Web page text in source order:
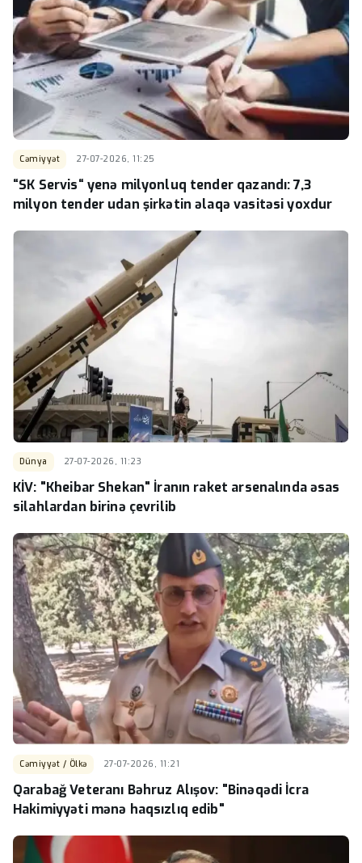
Cəmiyyət 27-07-2026, 11:25
“SK Servis“ yenə milyonluq tender qazandı: 7,3
milyon tender udan şirkətin əlaqə vasitəsi yoxdur
Dünya 27-07-2026, 11:23
KİV: "Kheibar Shekan" İranın raket arsenalında əsas
silahlardan birinə çevrilib
Cəmiyyət / Ölkə 27-07-2026, 11:21
Qarabağ Veteranı Bəhruz Alışov: "Binəqədi İcra
Hakimiyyəti mənə haqsızlıq edib"